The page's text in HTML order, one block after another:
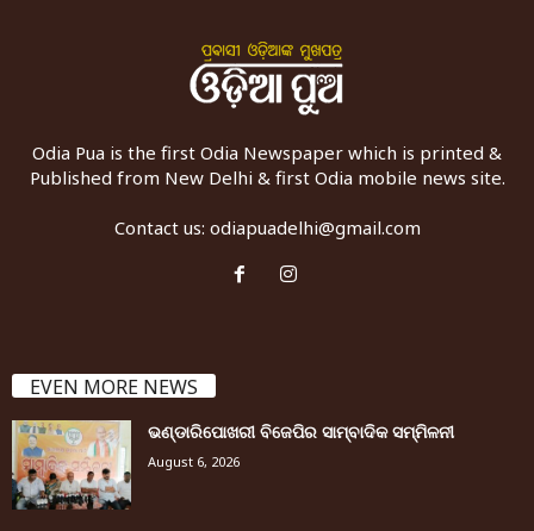
Odia Pua is the first Odia Newspaper which is printed &
Published from New Delhi & first Odia mobile news site.
Contact us: odiapuadelhi@gmail.com
EVEN MORE NEWS
ଭଣ୍ଡାରିପୋଖରୀ ବିଜେପିର ସାମ୍ବାଦିକ ସମ୍ମିଳନୀ
August 6, 2026